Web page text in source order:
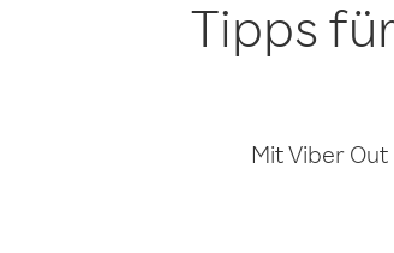
Tipps
Mit Viber